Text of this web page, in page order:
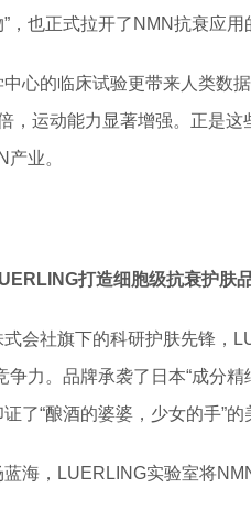
，也正式拉开了NMN抗衰应用
中心的临床试验更带来人类数
，运动能力显著增强。正是
业。
打造细胞级抗衰护肤
会社旗下的科研护肤先锋，
争力。品牌承袭了日本“成分
了“酿酒的婆婆，少女的手”的
海，LUERLING实验室将